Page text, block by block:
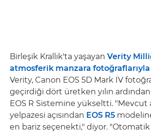
Birleşik Krallık'ta yaşayan Verity
atmosferik manzara fotoğraflarıyla
Verity, Canon EOS 5D Mark IV
geçirdiği dört üretken yılın ardından
EOS R Sistemine yükseltti. "Mevcut
yelpazesi açısından EOS R5
en bariz seçenekti," diyor.